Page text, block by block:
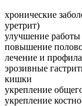
хронические
уретрит)
улучшение
повышение
лечение и
эрозивные
кишки
укрепление
укрепление